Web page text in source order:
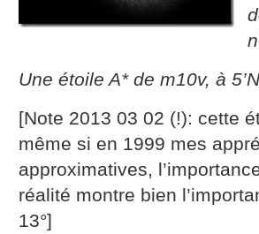
Une étoile A* de m10v, à
[Note 2013 03 02 (!): cette
même si en 1999 mes
approximatives,
réalité montre bien
13°]